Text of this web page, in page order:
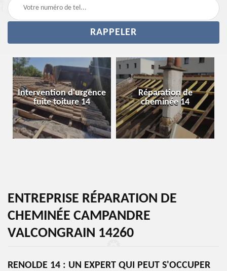
Intervention d'urgence
fuite toiture 14
Réparation de
cheminée 14
ENTREPRISE RÉPARATION DE
CHEMINÉE CAMPANDRE
VALCONGRAIN 14260
RENOLDE 14 : UN EXPERT QUI PEUT S'OCCUPER